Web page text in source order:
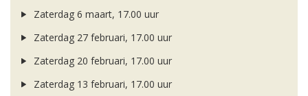
Zaterdag 6 maart, 17.00 uur
Zaterdag 27 februari, 17.00 uur
Zaterdag 20 februari, 17.00 uur
Zaterdag 13 februari, 17.00 uur